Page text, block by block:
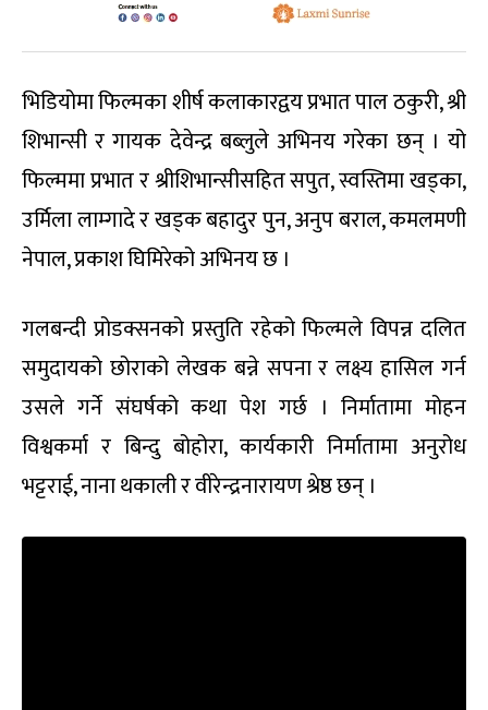
भिडियोमा फिल्मका शीर्ष कलाकारद्वय प्रभात पाल ठकुरी, श्री
शिभान्सी र गायक देवेन्द्र बब्लुले अभिनय गरेका छन् । यो
फिल्ममा प्रभात र श्रीशिभान्सीसहित सपुत, स्वस्तिमा खड्का,
उर्मिला लाम्गादे र खड्क बहादुर पुन, अनुप बराल, कमलमणी
नेपाल, प्रकाश घिमिरेको अभिनय छ ।
गलबन्दी प्रोडक्सनको प्रस्तुति रहेको फिल्मले विपन्न दलित
समुदायको छोराको लेखक बन्ने सपना र लक्ष्य हासिल गर्न
उसले गर्ने संघर्षको कथा पेश गर्छ । निर्मातामा मोहन
विश्वकर्मा र बिन्दु बोहोरा, कार्यकारी निर्मातामा अनुरोध
भट्टराई, नाना थकाली र वीरेन्द्रनारायण श्रेष्ठ छन् ।